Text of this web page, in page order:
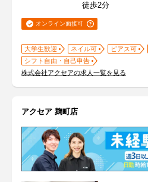
徒歩2分
オンライン面接可
大学生歓迎 ネイル可 ピアス可
シフト自由・自己申告
株式会社アクセアの求人一覧を見る
アクセア 麹町店